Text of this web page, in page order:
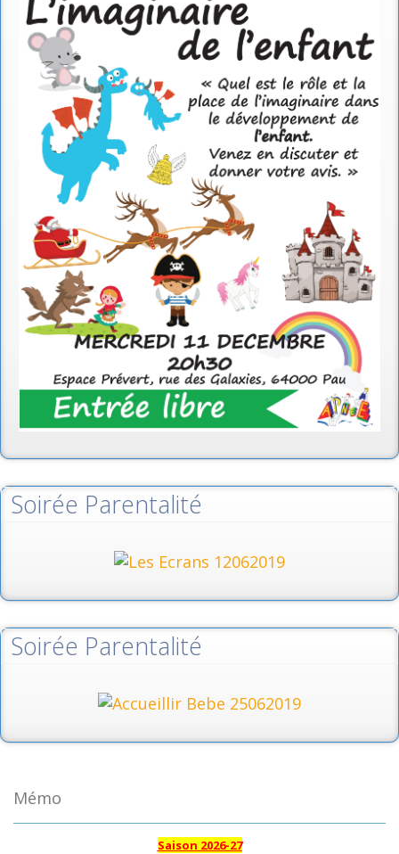
Soirée Parentalité
Soirée Parentalité
Mémo
Saison 2026-27